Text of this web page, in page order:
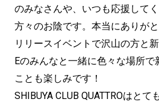
のみなさんや、いつも応援して
方々のお陰です。本当にありが
リリースイベントで沢山の方と
Eのみんなと一緒に色々な場所で
ことも楽しみです！
SHIBUYA CLUB QUATTROはと